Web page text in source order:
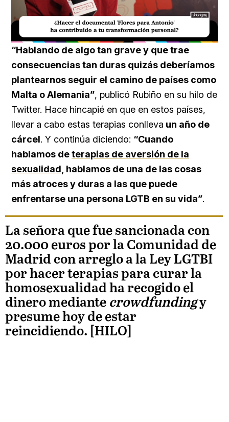
Unmute Loaded:
20.99%
“Hablando de algo tan grave y que trae
consecuencias tan duras quizás deberíamos
plantearnos seguir el camino de países como
Malta o Alemania”, publicó Rubiño en su hilo de
Twitter. Hace hincapié en que en estos países,
llevar a cabo estas terapias conlleva un año de
cárcel. Y continúa diciendo: “Cuando
hablamos deterapias de aversión de la
sexualidad , hablamos de una de las cosas
más atroces y duras a las que puede
enfrentarse una persona LGTB en su vida”.
La señora que fue sancionada con
20.000 euros por la Comunidad de
Madrid con arreglo a la Ley LGTBI
por hacer terapias para curar la
homosexualidad ha recogido el
dinero mediante crowdfundingy
presume hoy de estar
reincidiendo. [HILO]